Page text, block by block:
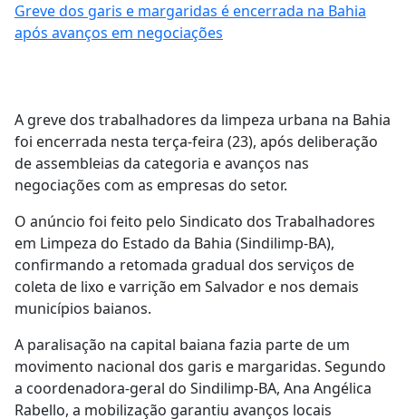
Greve dos garis e margaridas é encerrada na Bahia
após avanços em negociações
A greve dos trabalhadores da limpeza urbana na Bahia
foi encerrada nesta terça-feira (23), após deliberação
de assembleias da categoria e avanços nas
negociações com as empresas do setor.
O anúncio foi feito pelo Sindicato dos Trabalhadores
em Limpeza do Estado da Bahia (Sindilimp-BA),
confirmando a retomada gradual dos serviços de
coleta de lixo e varrição em Salvador e nos demais
municípios baianos.
A paralisação na capital baiana fazia parte de um
movimento nacional dos garis e margaridas. Segundo
a coordenadora-geral do Sindilimp-BA, Ana Angélica
Rabello, a mobilização garantiu avanços locais